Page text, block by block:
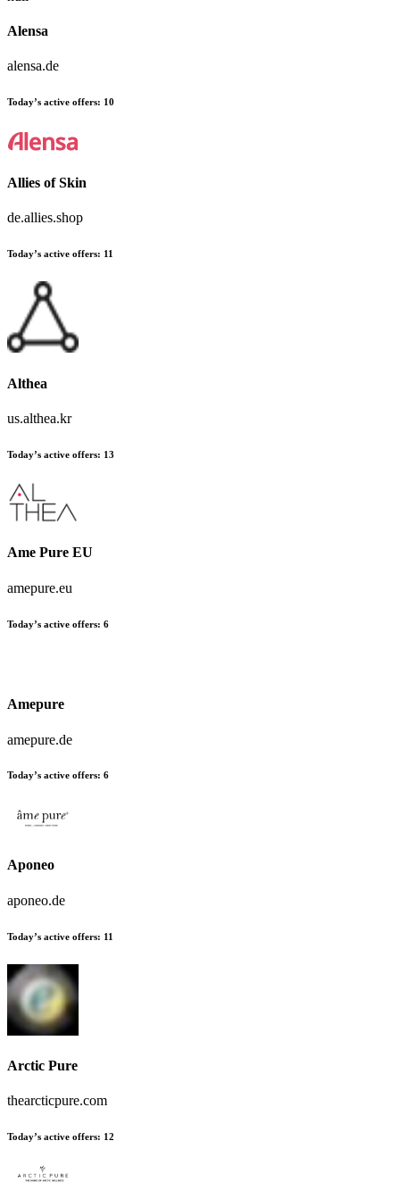
Alensa
alensa.de
Today’s active offers: 10
Allies of Skin
de.allies.shop
Today’s active offers: 11
Althea
us.althea.kr
Today’s active offers: 13
Ame Pure EU
amepure.eu
Today’s active offers: 6
Amepure
amepure.de
Today’s active offers: 6
Aponeo
aponeo.de
Today’s active offers: 11
Arctic Pure
thearcticpure.com
Today’s active offers: 12